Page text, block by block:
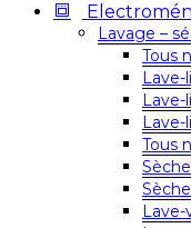
Lavage –
Tous
Lave-
Lave-
Tous
Lave-